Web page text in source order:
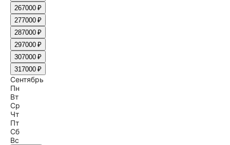
267000 ₽
277000 ₽
287000 ₽
297000 ₽
307000 ₽
317000 ₽
Сентябрь
Пн
Вт
Ср
Чт
Пт
Сб
Вс